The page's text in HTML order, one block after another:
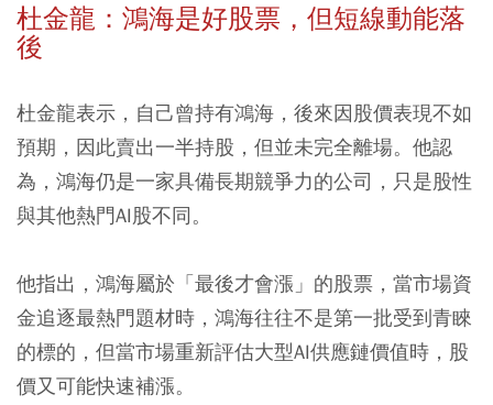
杜金龍：鴻海是好股票，但短線動能落
後
杜金龍表示，自己曾持有鴻海，後來因股價表現不如
預期，因此賣出一半持股，但並未完全離場。他認
為，鴻海仍是一家具備長期競爭力的公司，只是股性
與其他熱門AI股不同。
他指出，鴻海屬於「最後才會漲」的股票，當市場資
金追逐最熱門題材時，鴻海往往不是第一批受到青睞
的標的，但當市場重新評估大型AI供應鏈價值時，股
價又可能快速補漲。